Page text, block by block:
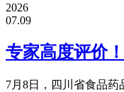
2026
07.09
专家高度评价
7月8日，四川省食品